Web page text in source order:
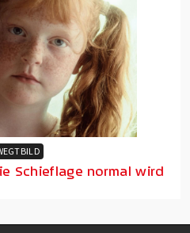
Schieflage normal wird